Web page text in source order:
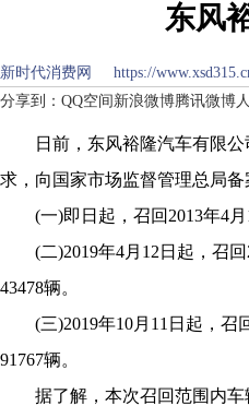
东风
新时代消费网 https://
分享到： QQ空间 新浪微博腾讯微博
日前，东风裕隆汽车有限公
求，向国家市场监督管理总局
(一)即日起，召回2013年4月
(二)2019年4月12日起，召回
43478辆。
(三)2019年10月11日起，召回
91767辆。
据了解，本次召回范围内车